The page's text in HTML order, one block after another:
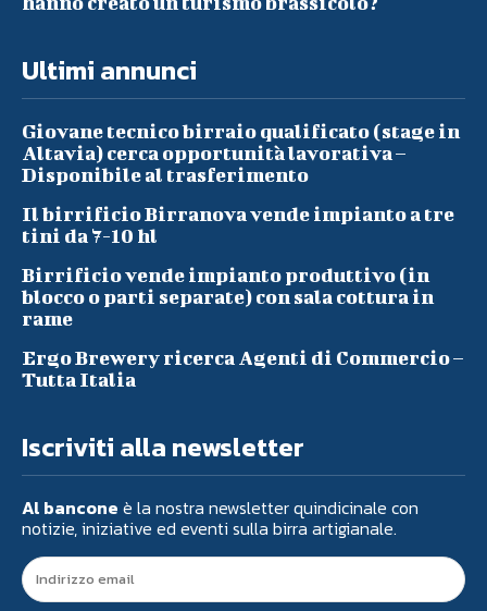
Ultimi annunci
Giovane tecnico birraio qualificato (stage in
Altavia) cerca opportunità lavorativa –
Disponibile al trasferimento
Il birrificio Birranova vende impianto a tre
tini da 7-10 hl
Birrificio vende impianto produttivo (in
blocco o parti separate) con sala cottura in
rame
Ergo Brewery ricerca Agenti di Commercio –
Tutta Italia
Iscriviti alla newsletter
Al bancone è la nostra newsletter quindicinale con
notizie, iniziative ed eventi sulla birra artigianale.